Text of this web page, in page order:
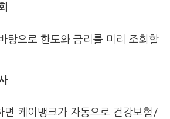
탕으로 한도와 금리를 미리 조회할
면 케이뱅크가 자동으로 건강보험/